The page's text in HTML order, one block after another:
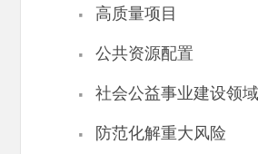
· 高质量项目
· 公共资源配置
· 社会公益事业建设领
· 防范化解重大风险